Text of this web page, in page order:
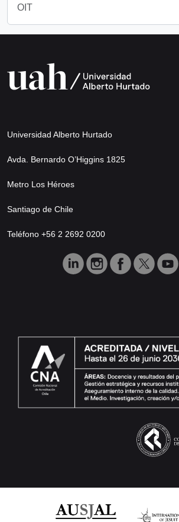
OIT
Universidad Alberto Hurtado
Avda. Bernardo O’Higgins 1825
Metro Los Héroes
Santiago de Chile
Teléfono +56 2 2692 0200